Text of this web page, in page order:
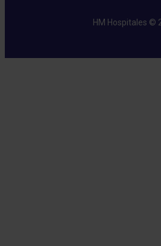
HM Hospitales ©